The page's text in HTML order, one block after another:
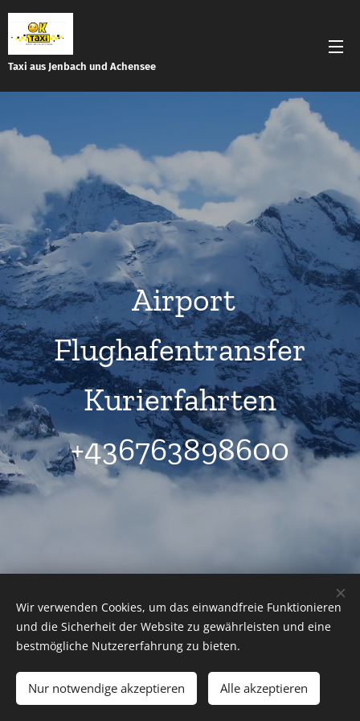
Taxi aus Jenbach und Achensee
Airport
Flughafentransfer
Kurierfahrten
+436763898600
Tel.: +43 (0)676 38 98 600
Cookies
Wir verwenden Cookies, um das einwandfreie Funktionieren
und die Sicherheit der Website zu gewährleisten und eine
bestmögliche Nutzererfahrung zu bieten.
Nur notwendige akzeptieren Alle akzeptieren